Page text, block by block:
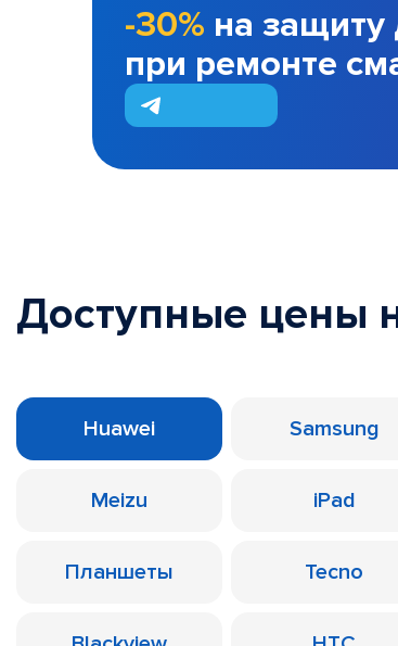
-30% на защиту
при ремонте
Доступные цены
Huawei Samsung
Meizu iPad
Планшеты Tecno